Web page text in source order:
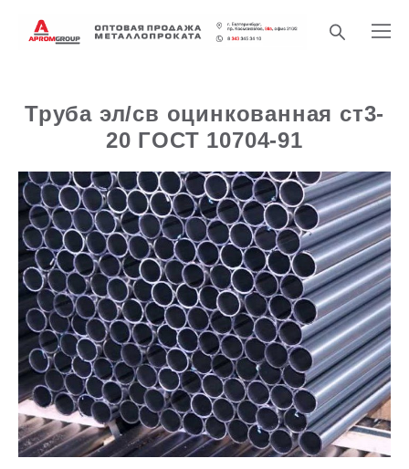
Труба эл/св оцинкованная ст3-
20 ГОСТ 10704-91